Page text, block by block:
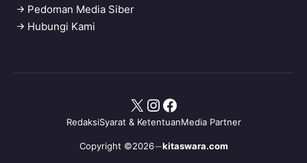
Pedoman Media Siber
Hubungi Kami
Copyright ©2026 kitaswara.com
RedaksiSyarat & KetentuanMedia Partner
X Instagram
Facebook